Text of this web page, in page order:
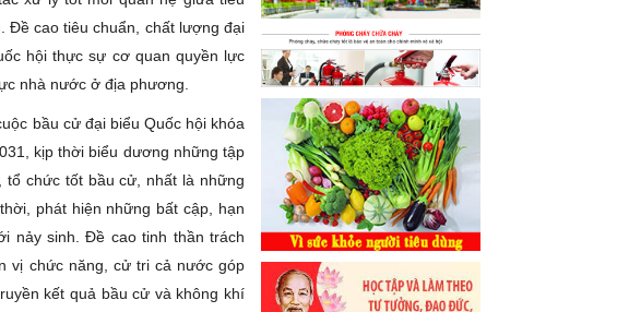
Đề cao tiêu chuẩn, chất lượng đại
hội thực sự cơ quan quyền lực
nhà nước ở địa phương.
bầu cử đại biểu Quốc hội khóa
kịp thời biểu dương những tập
tổ chức tốt bầu cử, nhất là những
phát hiện những bất cập, hạn
nảy sinh. Đề cao tinh thần trách
vị chức năng, cử tri cả nước góp
kết quả bầu cử và không khí